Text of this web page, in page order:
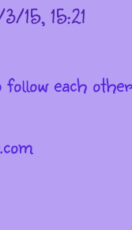
15, 15:21
follow each